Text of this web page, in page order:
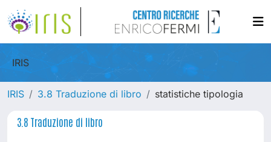
IRIS
IRIS 3.8 Traduzione di libro statistiche tipologia
3.8 Traduzione di libro